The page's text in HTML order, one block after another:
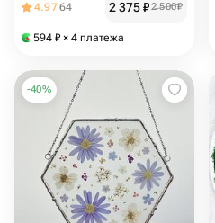
стену
4.9764 2 375₽2 500₽
594 ₽ × 4 платежа
-40%